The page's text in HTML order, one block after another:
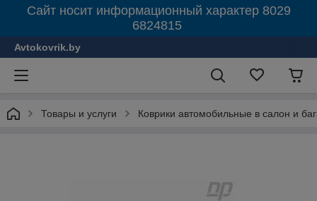
Сайт носит информационный характер 8029
6824815
Avtokovrik.by
Товары и услуги Коврики автомобильные в салон и